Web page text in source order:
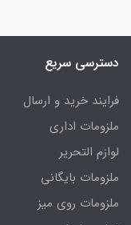
دسترسی سریع
فرایند خرید و ارسال
ملزومات اداری
لوازم التحریر
ملزومات بایگانی
ملزومات روی میز